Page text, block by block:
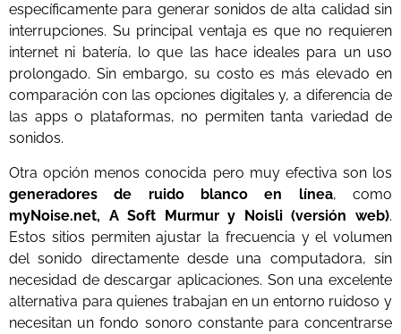
específicamente para generar sonidos de alta calidad sin
interrupciones. Su principal ventaja es que no requieren
internet ni batería, lo que las hace ideales para un uso
prolongado. Sin embargo, su costo es más elevado en
comparación con las opciones digitales y, a diferencia de
las apps o plataformas, no permiten tanta variedad de
sonidos.
Otra opción menos conocida pero muy efectiva son los
generadores de ruido blanco en línea, como
myNoise.net, A Soft Murmur y Noisli (versión web).
Estos sitios permiten ajustar la frecuencia y el volumen
del sonido directamente desde una computadora, sin
necesidad de descargar aplicaciones. Son una excelente
alternativa para quienes trabajan en un entorno ruidoso y
necesitan un fondo sonoro constante para concentrarse